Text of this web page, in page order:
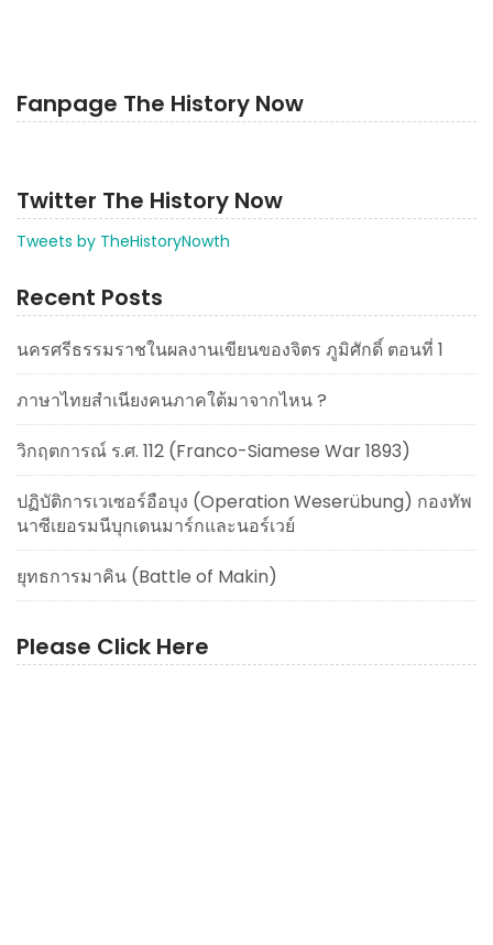
Fanpage The History Now
Twitter The History Now
Tweets by TheHistoryNowth
Recent Posts
นครศรีธรรมราชในผลงานเขียนของจิตร ภูมิศักดิ์ ตอนที่ 1
ภาษาไทยสำเนียงคนภาคใต้มาจากไหน ?
วิกฤตการณ์ ร.ศ. 112 (Franco-Siamese War 1893)
ปฏิบัติการเวเซอร์อือบุง (Operation Weserübung) กองทัพ
นาซีเยอรมนีบุกเดนมาร์กและนอร์เวย์
ยุทธการมาคิน (Battle of Makin)
Please Click Here